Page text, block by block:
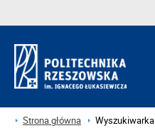
Strona główna Wyszukiwarka